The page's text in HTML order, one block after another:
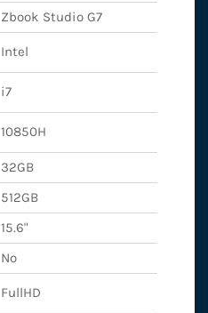
Zbook Studio G7
Intel
i7
10850H
32GB
512GB
15.6"
No
FullHD